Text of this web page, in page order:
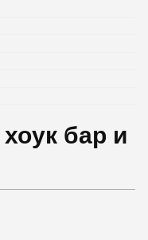
бар и